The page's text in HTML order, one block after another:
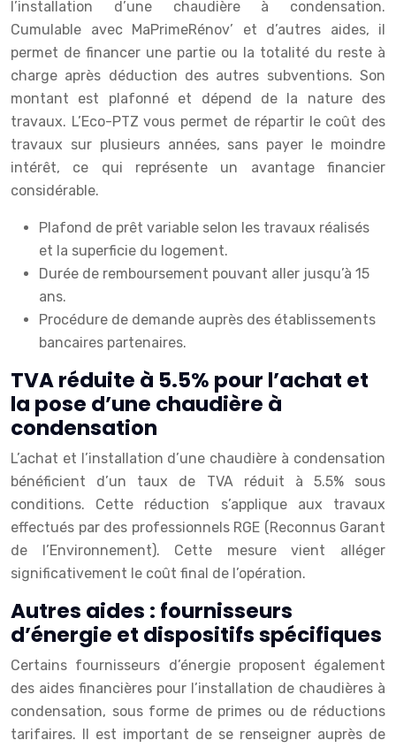
l’installation d’une chaudière à condensation.
Cumulable avec MaPrimeRénov’ et d’autres aides, il
permet de financer une partie ou la totalité du reste à
charge après déduction des autres subventions. Son
montant est plafonné et dépend de la nature des
travaux. L’Eco-PTZ vous permet de répartir le coût des
travaux sur plusieurs années, sans payer le moindre
intérêt, ce qui représente un avantage financier
considérable.
Plafond de prêt variable selon les travaux réalisés
et la superficie du logement.
Durée de remboursement pouvant aller jusqu’à 15
ans.
Procédure de demande auprès des établissements
bancaires partenaires.
TVA réduite à 5.5% pour l’achat et
la pose d’une chaudière à
condensation
L’achat et l’installation d’une chaudière à condensation
bénéficient d’un taux de TVA réduit à 5.5% sous
conditions. Cette réduction s’applique aux travaux
effectués par des professionnels RGE (Reconnus Garant
de l’Environnement). Cette mesure vient alléger
significativement le coût final de l’opération.
Autres aides : fournisseurs
d’énergie et dispositifs spécifiques
Certains fournisseurs d’énergie proposent également
des aides financières pour l’installation de chaudières à
condensation, sous forme de primes ou de réductions
tarifaires. Il est important de se renseigner auprès de